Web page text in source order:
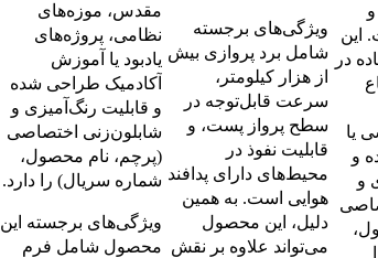
این
در
یا
و
و
ویژگی‌های برجسته
شامل برد پروازی بیش
از هزار کیلومتر،
سرعت قابل‌توجه در
سطح پرواز پست، و
قابلیت نفوذ در
محیط‌های دارای پدافند
هوایی است. به همین
دلیل، این محصول
می‌تواند علاوه بر نقش
مقدس، موزه‌های
نظامی، پروژه‌های
یادبود یا آموزش
آکادمیک طراحی شده
و قابلیت رنگ‌آمیزی و
شابلون‌زنی اختصاصی
(پرچم، نام محصول،
شماره سریال) را دارد.
ویژگی‌های برجسته این
محصول شامل فرم